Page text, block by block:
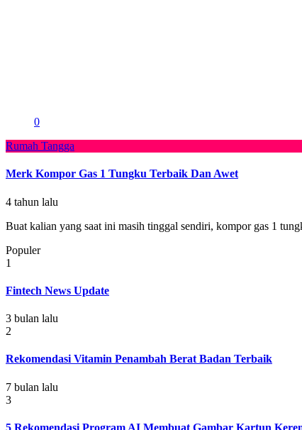
0
Rumah Tangga
Merk Kompor Gas 1 Tungku Terbaik Dan Awet
4 tahun lalu
Buat kalian yang saat ini masih tinggal sendiri, kompor gas 1
Populer
1
Fintech News Update
3 bulan lalu
2
Rekomendasi Vitamin Penambah Berat Badan Terbaik
7 bulan lalu
3
5 Rekomendasi Program AI Membuat Gambar Kartun